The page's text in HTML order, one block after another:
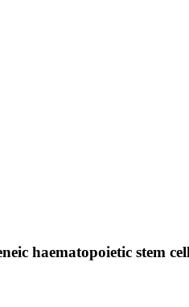
haematopoietic stem